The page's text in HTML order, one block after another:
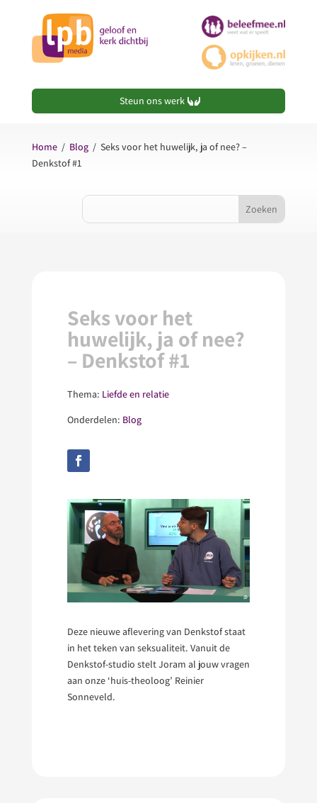
Steun ons werk
Home/ Blog/ Seks voor het huwelijk, ja of nee? –
Denkstof #1
Seks voor het
huwelijk, ja of nee?
– Denkstof #1
Thema: Liefde en relatie
Onderdelen: Blog
Deze nieuwe aflevering van Denkstof staat
in het teken van seksualiteit. Vanuit de
Denkstof-studio stelt Joram al jouw vragen
aan onze ‘huis-theoloog’ Reinier
Sonneveld.